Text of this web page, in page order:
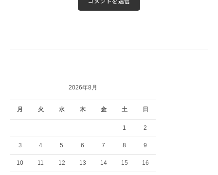
2026年8月
月 火 水 木 金 土 日
1 2
3 4 5 6 7 8 9
10 11 12 13 14 15 16